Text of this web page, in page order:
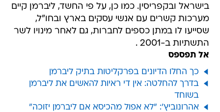
בישראל ובקפריסין. כמו כן, על פי החשד, ליברמן קיים
מערכות קשרים עם אנשי עסקים בארץ ובחו"ל,
שסייעו לו במתן כספים לחברות, גם לאחר מינויו לשר
התשתיות ב-2001 .
אל תפספס
כך החלו הדיונים בפרקליטות בתיק ליברמן
בדרך להחלטה: אין די ראיות להאשים את ליברמן
בשוחד
אהרונוביץ': "לא אפול מהכיסא אם ליברמן יזוכה"